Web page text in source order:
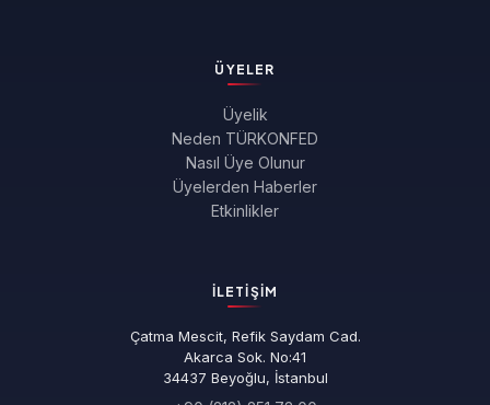
ÜYELER
Üyelik
Neden TÜRKONFED
Nasıl Üye Olunur
Üyelerden Haberler
Etkinlikler
İLETIŞIM
Çatma Mescit, Refik Saydam Cad.
Akarca Sok. No:41
34437 Beyoğlu, İstanbul